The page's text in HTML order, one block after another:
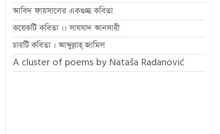
আবিদ ফায়সালের একগুচ্ছ কবিতা
কয়েকটি কবিতা ।। সাযযাদ আনসারী
চারটি কবিতা । আব্দুল্লাহ্ জামিল
A cluster of poems by Nataša Radanović